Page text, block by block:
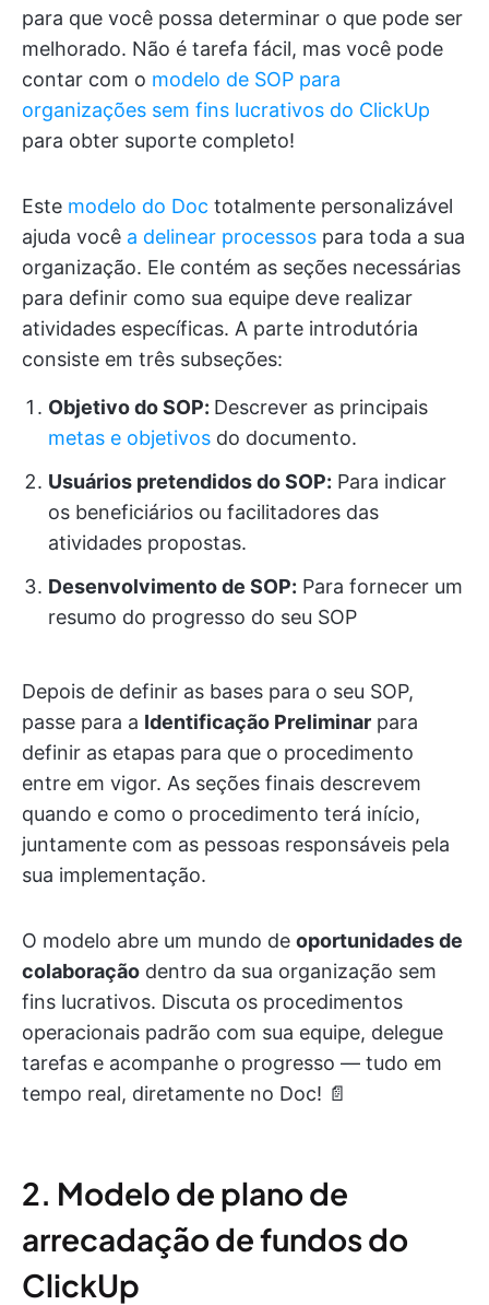
para que você possa determinar o que pode ser
melhorado. Não é tarefa fácil, mas você pode
contar com o modelo de SOP para
organizações sem fins lucrativos do ClickUp
para obter suporte completo!
Este modelo do Doc totalmente personalizável
ajuda você a delinear processos para toda a sua
organização. Ele contém as seções necessárias
para definir como sua equipe deve realizar
atividades específicas. A parte introdutória
consiste em três subseções:
Objetivo do SOP: Descrever as principais
metas e objetivos do documento.
Usuários pretendidos do SOP: Para indicar
os beneficiários ou facilitadores das
atividades propostas.
Desenvolvimento de SOP: Para fornecer um
resumo do progresso do seu SOP
Depois de definir as bases para o seu SOP,
passe para a Identificação Preliminar para
definir as etapas para que o procedimento
entre em vigor. As seções finais descrevem
quando e como o procedimento terá início,
juntamente com as pessoas responsáveis pela
sua implementação.
O modelo abre um mundo de oportunidades de
colaboração dentro da sua organização sem
fins lucrativos. Discuta os procedimentos
operacionais padrão com sua equipe, delegue
tarefas e acompanhe o progresso — tudo em
tempo real, diretamente no Doc! 📄
2. Modelo de plano de
arrecadação de fundos do
ClickUp